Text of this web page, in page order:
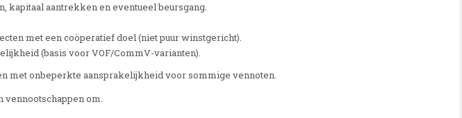
kapitaal aantrekken en eventueel beursgang.
met een coöperatief doel (niet puur winstgericht).
(basis voor VOF/CommV-varianten).
met onbeperkte aansprakelijkheid voor sommige vennoten.
om.